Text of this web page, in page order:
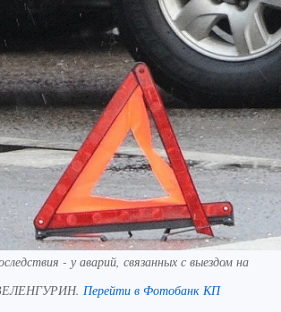
- у аварий, связанных с выездом на
Перейти в Фотобанк КП